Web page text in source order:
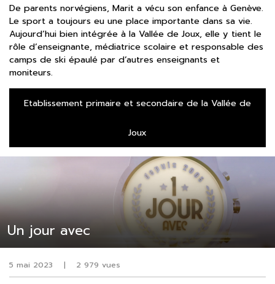
Un jour avec
5 mai 2023 | 2 979 vues
De parents norvégiens, Marit a vécu son enfance à Genève.
Le sport a toujours eu une place importante dans sa vie.
Aujourd’hui bien intégrée à la Vallée de Joux, elle y tient le
rôle d’enseignante, médiatrice scolaire et responsable des
camps de ski épaulé par d’autres enseignants et
moniteurs.
Etablissement primaire et secondaire de la Vallée de
Joux